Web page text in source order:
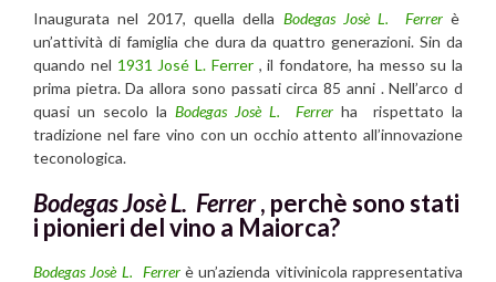
Inaugurata nel 2017, quella della Bodegas Josè L. Ferrerè
un’attività di famiglia che dura da quattro generazioni. Sin da
quando nel 1931 José L. Ferrer, il fondatore, ha messo su la
prima pietra. Da allora sono passati circa 85 anni . Nell’arco d
quasi un secolo la Bodegas Josè L. Ferrer ha rispettato la
tradizione nel fare vino con un occhio attento all’innovazione
teconologica.
Bodegas Josè L. Ferrer, perchè sono stati
i pionieri del vino a Maiorca?
Bodegas Josè L. Ferrerè un’azienda vitivinicola rappresentativa